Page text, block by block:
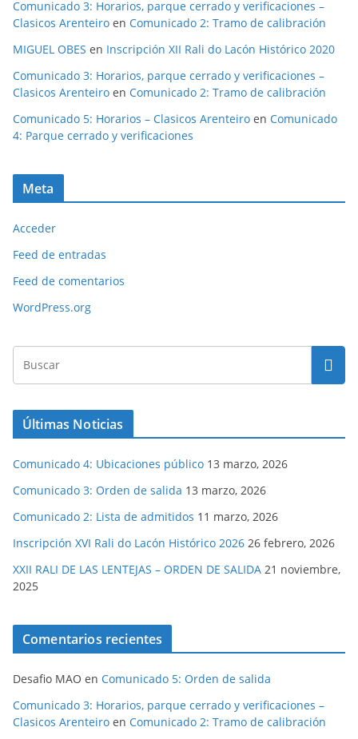
Comunicado 3: Horarios, parque cerrado y verificaciones –
Clasicos Arenteiro en Comunicado 2: Tramo de calibración
MIGUEL OBES en Inscripción XII Rali do Lacón Histórico 2020
Comunicado 3: Horarios, parque cerrado y verificaciones –
Clasicos Arenteiro en Comunicado 2: Tramo de calibración
Comunicado 5: Horarios – Clasicos Arenteiro en Comunicado
4: Parque cerrado y verificaciones
Meta
Acceder
Feed de entradas
Feed de comentarios
WordPress.org
Últimas Noticias
Comunicado 4: Ubicaciones público 13 marzo, 2026
Comunicado 3: Orden de salida 13 marzo, 2026
Comunicado 2: Lista de admitidos 11 marzo, 2026
Inscripción XVI Rali do Lacón Histórico 2026 26 febrero, 2026
XXII RALI DE LAS LENTEJAS – ORDEN DE SALIDA 21 noviembre,
2025
Comentarios recientes
Desafio MAO en Comunicado 5: Orden de salida
Comunicado 3: Horarios, parque cerrado y verificaciones –
Clasicos Arenteiro en Comunicado 2: Tramo de calibración